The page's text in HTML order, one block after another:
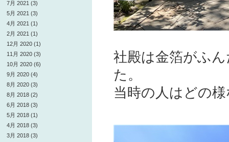
7月 2021 (3)
5月 2021 (3)
4月 2021 (1)
2月 2021 (1)
12月 2020 (1)
11月 2020 (3)
10月 2020 (6)
9月 2020 (4)
8月 2020 (3)
8月 2018 (2)
6月 2018 (3)
5月 2018 (1)
4月 2018 (3)
3月 2018 (3)
社殿は金箔がふ
た。
当時の人はどの